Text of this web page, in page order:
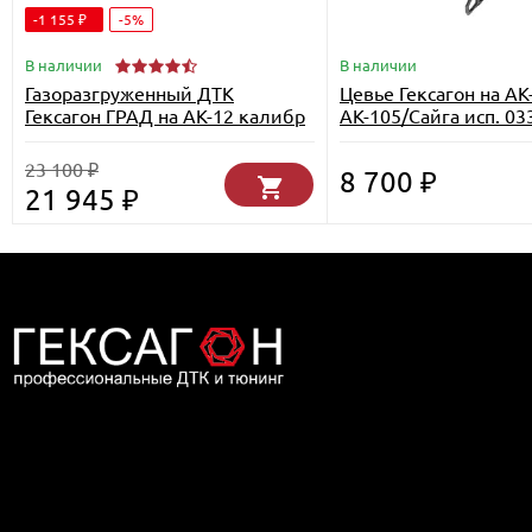
-1 155 -5%
В наличии
Газоразгруженный ДТК
Гексагон ГРАД на АК-12 калибр
23 100
21 945
В наличии
Цевье Гексагон на
АК-105/Сайга исп.
8 700